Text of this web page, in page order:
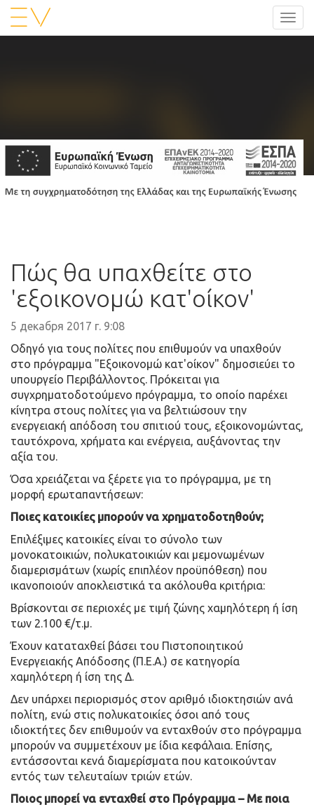
Πώς θα υπαχθείτε στο
'εξοικονομώ κατ'οίκον'
5 декабря 2017 г. 9:08
Οδηγό για τους πολίτες που επιθυμούν να υπαχθούν
στο πρόγραμμα "Εξοικονομώ κατ'οίκον" δημοσιεύει το
υπουργείο Περιβάλλοντος. Πρόκειται για
συγχρηματοδοτούμενο πρόγραμμα, το οποίο παρέχει
κίνητρα στους πολίτες για να βελτιώσουν την
ενεργειακή απόδοση του σπιτιού τους, εξοικονομώντας,
ταυτόχρονα, χρήματα και ενέργεια, αυξάνοντας την
αξία του.
Όσα χρειάζεται να ξέρετε για το πρόγραμμα, με τη
μορφή ερωταπαντήσεων:
Ποιες κατοικίες μπορούν να χρηματοδοτηθούν;
Επιλέξιμες κατοικίες είναι το σύνολο των
μονοκατοικιών, πολυκατοικιών και μεμονωμένων
διαμερισμάτων (χωρίς επιπλέον προϋπόθεση) που
ικανοποιούν αποκλειστικά τα ακόλουθα κριτήρια:
Βρίσκονται σε περιοχές με τιμή ζώνης χαμηλότερη ή ίση
των 2.100 €/τ.μ.
Έχουν καταταχθεί βάσει του Πιστοποιητικού
Ενεργειακής Απόδοσης (Π.Ε.Α.) σε κατηγορία
χαμηλότερη ή ίση της Δ.
Δεν υπάρχει περιορισμός στον αριθμό ιδιοκτησιών ανά
πολίτη, ενώ στις πολυκατοικίες όσοι από τους
ιδιοκτήτες δεν επιθυμούν να ενταχθούν στο πρόγραμμα
μπορούν να συμμετέχουν με ίδια κεφάλαια. Επίσης,
εντάσσονται κενά διαμερίσματα που κατοικούνταν
εντός των τελευταίων τριών ετών.
Ποιος μπορεί να ενταχθεί στο Πρόγραμμα – Με ποια